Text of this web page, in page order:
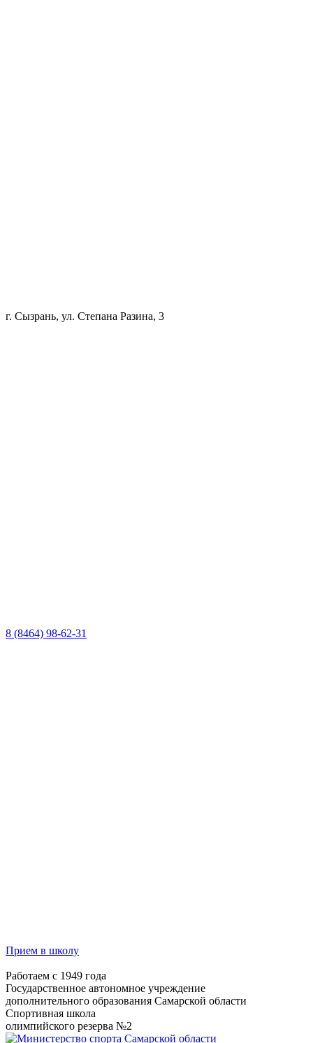
г. Сызрань, ул. Степана Разина, 3
8 (8464) 98-62-31
Прием в школу
Работаем с 1949 года
Государственное автономное учреждение
дополнительного образования Самарской области
Спортивная школа
олимпийского резерва №2